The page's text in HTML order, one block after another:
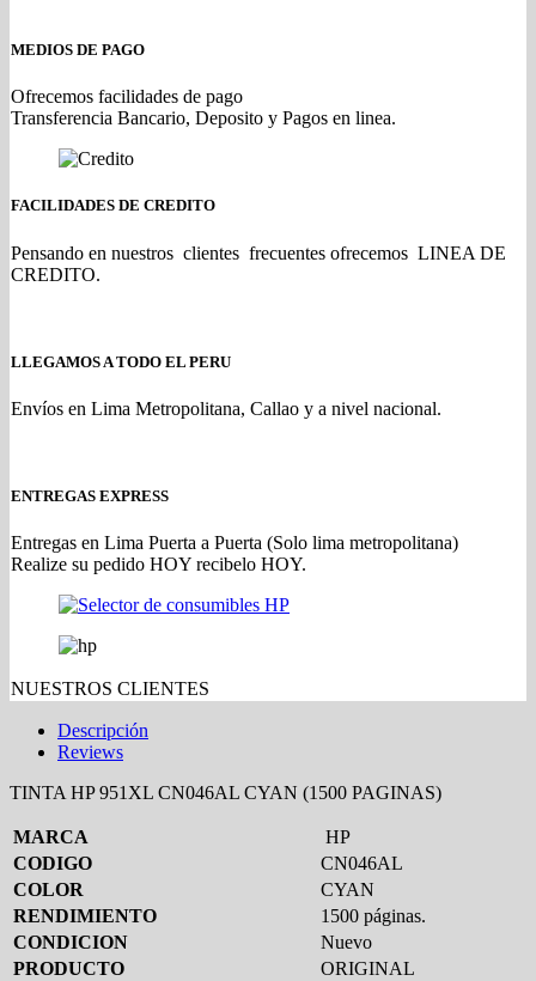
MEDIOS DE PAGO
Ofrecemos facilidades de pago
Transferencia Bancario, Deposito y Pagos en linea.
FACILIDADES DE CREDITO
Pensando en nuestros clientes frecuentes ofrecemos LINEA DE
CREDITO.
LLEGAMOS A TODO EL PERU
Envíos en Lima Metropolitana, Callao y a nivel nacional.
ENTREGAS EXPRESS
Entregas en Lima Puerta a Puerta (Solo lima metropolitana)
Realize su pedido HOY recibelo HOY.
NUESTROS CLIENTES
Descripción
Reviews
TINTA HP 951XL CN046AL CYAN (1500 PAGINAS)
MARCA
HP
CODIGO
CN046AL
COLOR
CYAN
RENDIMIENTO
1500 páginas.
CONDICION
Nuevo
PRODUCTO
ORIGINAL